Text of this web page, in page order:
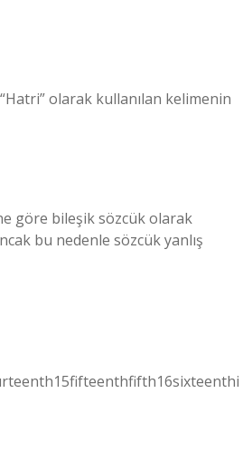
olarak kullanılan kelimenin
göre bileşik sözcük olarak
bu nedenle sözcük yanlış